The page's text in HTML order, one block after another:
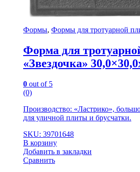
Формы, Формы для тротуарной
Форма для
«Звездочка»
0 out of 5
(0)
Производство: «Ластрико»,
для уличной плиты и брусчатки.
SKU: 39701648
В корзину
Добавить в закладки
Сравнить